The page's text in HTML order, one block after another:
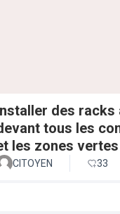
des racks
tous les
les zones vertes
CITOYEN 33